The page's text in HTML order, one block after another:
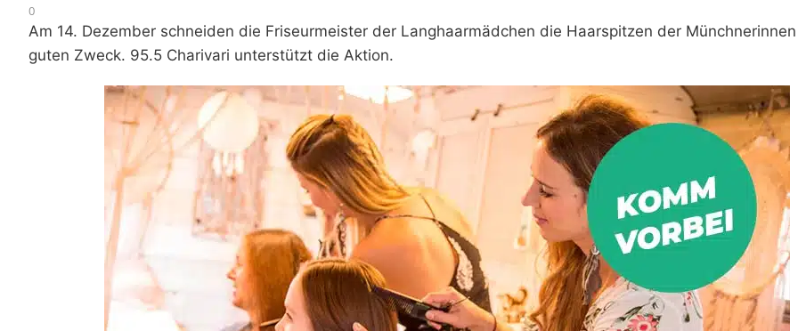
0
Am 14. Dezember schneiden die Friseurmeister der Langhaarmädchen die Haarspitzen der
guten Zweck. 95.5 Charivari unterstützt die Aktion.